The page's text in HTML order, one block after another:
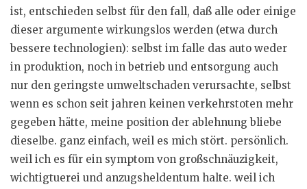
ist, entschieden selbst für den fall, daß alle oder einige
dieser argumente wirkungslos werden (etwa durch
bessere technologien): selbst im falle das auto weder
in produktion, noch in betrieb und entsorgung auch
nur den geringste umweltschaden verursachte, selbst
wenn es schon seit jahren keinen verkehrstoten mehr
gegeben hätte, meine position der ablehnung bliebe
dieselbe. ganz einfach, weil es mich stört. persönlich.
weil ich es für ein symptom von großschnäuzigkeit,
wichtigtuerei und anzugsheldentum halte. weil ich